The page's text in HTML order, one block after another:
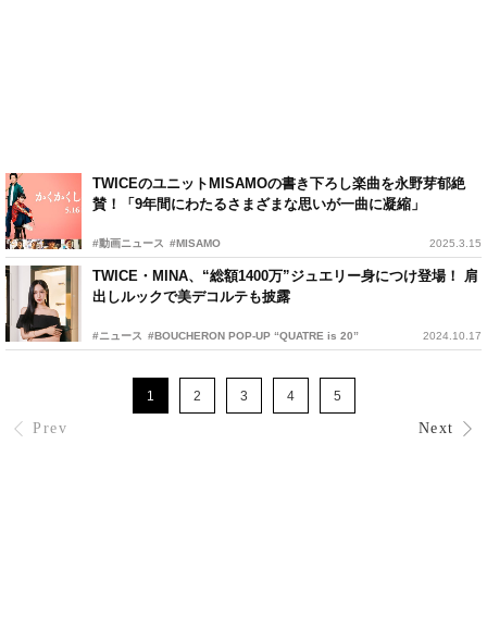
TWICEのユニットMISAMOの書き下ろし楽曲を永野芽郁絶
賛！「9年間にわたるさまざまな思いが一曲に凝縮」
#動画ニュース #MISAMO 2025.3.15
TWICE・MINA、“総額1400万”ジュエリー身につけ登場！ 肩
出しルックで美デコルテも披露
#ニュース #BOUCHERON POP-UP “QUATRE is 20” 2024.10.17
Prev
1 2 3 4 5
Next